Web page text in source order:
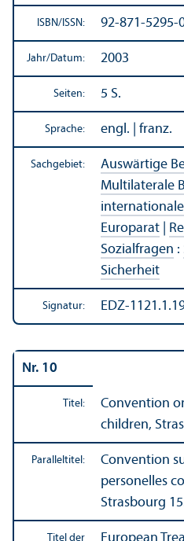
ISBN/ ISSN: 92-871-5295-
Jahr/Datum: 2003
Seiten: 5 S.
Sprache: engl. | franz.
Sachgebiet: Auswärtige
Multilaterale
Europarat
Sozialfragen :
Sicherheit
Signatur: EDZ-
Nr. 10
Titel:
Convention
children,
Paralleltitel:
Convention
personelles
Strasbourg
Titel der